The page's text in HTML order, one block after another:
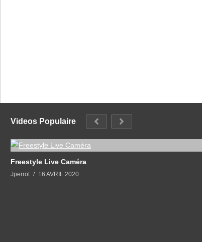
Videos Populaire
Freestyle Live Caméra
Jperrot 16 AVRIL 2020